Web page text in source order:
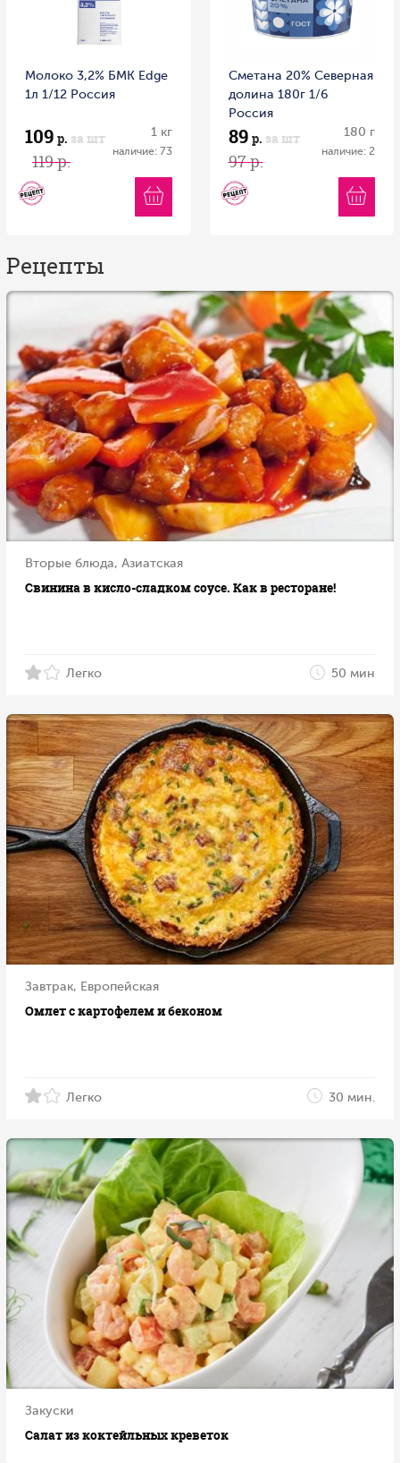
Молоко 3,2% БМК Edge
1л 1/12 Россия
109 р. за шт
119 р.
1 кг
наличие: 73
Сметана 20% Северная
долина 180г 1/6
Россия
89 р. за шт
97 р.
180 г
наличие: 2
Рецепты
Вторые блюда, Азиатская
Свинина в кисло-сладком соусе. Как в ресторане!
Легко 50 мин
Завтрак, Европейская
Омлет с картофелем и беконом
Легко 30 мин.
Закуски
Салат из коктейльных креветок